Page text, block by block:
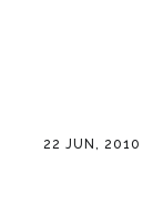
22 JUN, 2010